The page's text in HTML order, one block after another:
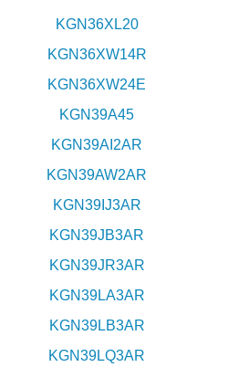
KGN36XL20
KGN36XW14R
KGN36XW24E
KGN39A45
KGN39AI2AR
KGN39AW2AR
KGN39IJ3AR
KGN39JB3AR
KGN39JR3AR
KGN39LA3AR
KGN39LB3AR
KGN39LQ3AR